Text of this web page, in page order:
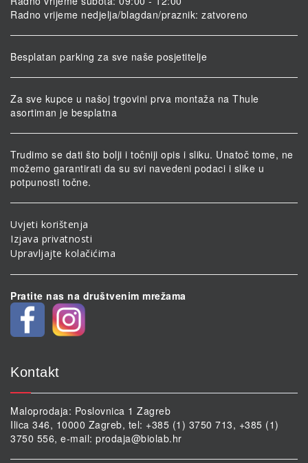
Radno vrijeme nedjelja/blagdan/praznik: zatvoreno
Besplatan parking za sve naše posjetitelje
Za sve kupce u našoj trgovini prva montaža na Thule
asortiman je besplatna
Trudimo se dati što bolji i točniji opis i sliku. Unatoč tome, ne
možemo garantirati da su svi navedeni podaci i slike u
potpunosti točne.
Uvjeti korištenja
Izjava privatnosti
Upravljajte kolačićima
Pratite nas na društvenim mrežama
Kontakt
Maloprodaja: Poslovnica 1 Zagreb
Ilica 346, 10000 Zagreb, tel: +385 (1) 3750 713, +385 (1)
3750 556, e-mail: prodaja@biolab.hr